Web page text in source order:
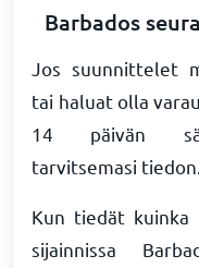
Barbados
Jos suunnittelet
tai haluat olla
14 päivän
tarvitsemasi tiedon.
Kun tiedät kuinka
sijainnissa